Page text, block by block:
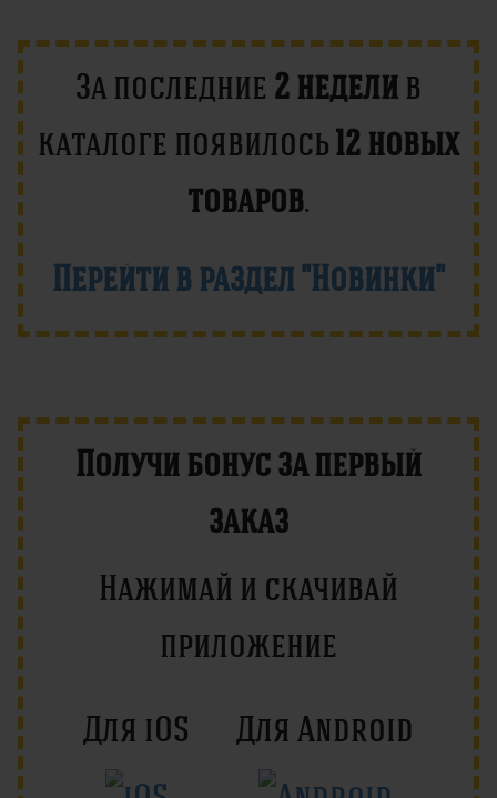
За последние 2 недели в
каталоге появилось 12 новых
товаров.
Перейти в раздел "Новинки"
Получи бонус за первый
заказ
Нажимай и скачивай
приложение
Для iOS Для Android